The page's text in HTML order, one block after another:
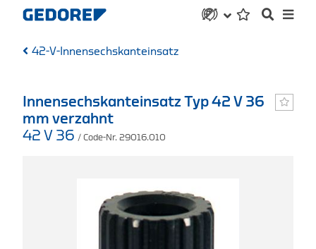
42-V-Innensechskanteinsatz
Innensechskanteinsatz Typ 42 V 36
mm verzahnt
42 V 36 / Code-Nr. 29016.010